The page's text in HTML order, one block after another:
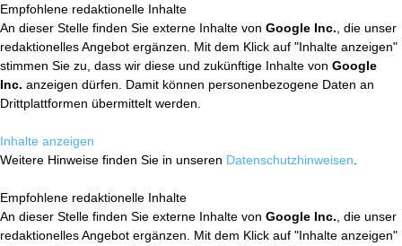
Empfohlene redaktionelle Inhalte
An dieser Stelle finden Sie externe Inhalte von Google Inc. , die unser
redaktionelles Angebot ergänzen. Mit dem Klick auf "Inhalte anzeigen"
stimmen Sie zu, dass wir diese und zukünftige Inhalte von Google
Inc. anzeigen dürfen. Damit können personenbezogene Daten an
Drittplattformen übermittelt werden.
Inhalte anzeigen
Weitere Hinweise finden Sie in unseren Datenschutzhinweisen
Empfohlene redaktionelle Inhalte
An dieser Stelle finden Sie externe Inhalte von Google Inc. , die unser
redaktionelles Angebot ergänzen. Mit dem Klick auf "Inhalte anzeigen"